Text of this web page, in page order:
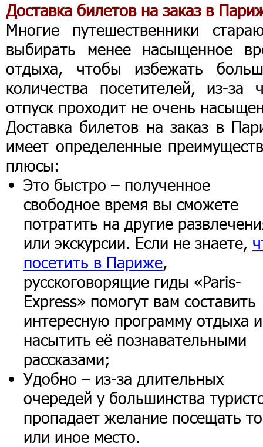
Доставка билетов на заказ в
Многие путешественники
выбирать менее насыщенное
отдыха, чтобы избежать
количества посетителей, из-за
отпуск проходит не очень
Доставка билетов на заказ в
имеет определенные
плюсы:
Это быстро – полученное
свободное время вы сможете
потратить на другие
или экскурсии. Если не знаете,
посетить в Париже,
русскоговорящие гиды «Paris-
Express» помогут вам составить
интересную программу отдыха и
насытить её познавательными
рассказами;
Удобно – из-за длительных
очередей у большинства
пропадает желание посещать то
или иное место.